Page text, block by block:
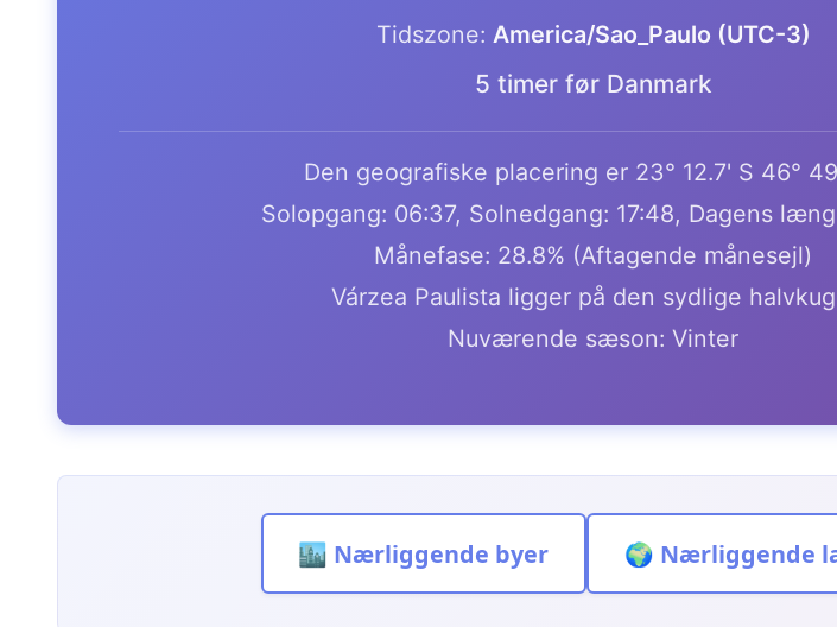
Tidszone: America/Sao_Paulo (UTC-3)
5 timer før Danmark
Den geografiske placering er 23° 12.7' S 46°
Solopgang: 06:37, Solnedgang: 17:48, Dagens
Månefase: 28.8% (Aftagende månesejl)
Várzea Paulista ligger på den sydlige
Nuværende sæson: Vinter
🏙️ Nærliggende byer 🌍 Nærliggende